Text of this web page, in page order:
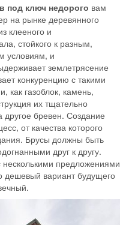
под ключ недорого вам
на рынке деревянного
клееного и
стойкого к разным,
условиям, и
землетрясение
конкуренцию с такими
как газоблок, камень,
их тщательно
бревен. Создание
от качества которого
Брусы должны быть
друг к другу.
несколькими предложениями
дешевый вариант будущего